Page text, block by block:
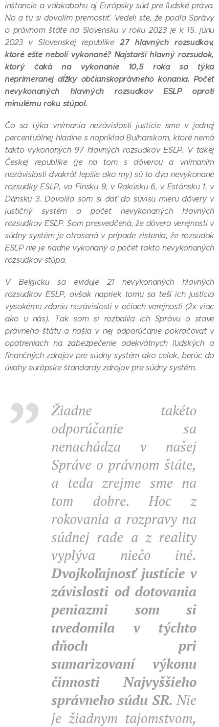
inštancie a vďakabohu aj Európsky súd pre ľudské práva.
No a tu si dovolím premostiť. Vedeli ste, že podľa Správy
o právnom štáte na Slovensku v roku 2023 je k 15. júnu
2023 v Slovenskej republike27 hlavných rozsudkov,
ktoré ešte neboli vykonané? Najstarší hlavný rozsudok,
ktorý čaká na vykonanie 10,5 roka sa týka
neprimeranej dĺžky občianskoprávneho konania. Počet
nevykonaných hlavných rozsudkov ESLP oproti
minulému roku stúpol.
Čo sa týka vnímania nezávislosti justície sme v jednej
percentuálnej hladine s napríklad Bulharskom, ktoré nemá
takto vykonaných 97 hlavných rozsudkov ESĽP. V takej
Českej republike (je na tom s dôverou a vnímaním
nezávislosti dvakrát lepšie ako my) sú to dva nevykonané
rozsudky ESLP, vo Fínsku 9, v Rakúsku 6, v Estónsku 1, v
Dánsku 3. Dovolila som si dať do súvisu mieru dôvery v
justičný systém a počet nevykonaných hlavných
rozsudkov ESĽP. Som presvedčená, že dôvera verejnosti v
súdny systém je otrasená v prípade zistenia, že rozsudok
ESĽP nie je riadne vykonaný a počet takto nevykonaných
rozsudkov stúpa.
V Belgicku sa eviduje 21 nevykonaných hlavných
rozsudkov ESĽP, avšak napriek tomu sa teší ich justícia
vysokému zdaniu nezávislosti v očiach verejnosti (2x viac
ako u nás). Tak som si rozbalila ich Správu o stave
právneho štátu a našla v nej odporúčanie pokračovať v
opatreniach na zabezpečenie adekvátnych ľudských a
finančných zdrojov pre súdny systém ako celok, berúc do
úvahy európske štandardy zdrojov pre súdny systém.
Žiadne takéto
odporúčanie sa
nenachádza v našej
Správe o právnom štáte,
a teda zrejme sme na
tom dobre. Hoc z
rokovania a rozpravy na
súdnej rade a z reality
vyplýva niečo iné.
Dvojkoľajnosť justície v
závislosti od dotovania
peniazmi som si
uvedomila v týchto
dňoch pri
sumarizovaní výkonu
činnosti Najvyššieho
správneho súdu SR.Nie
je žiadnym tajomstvom,